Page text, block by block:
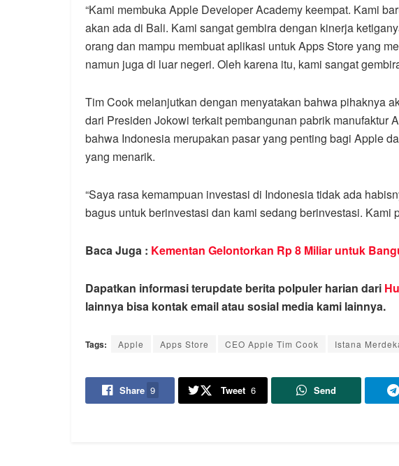
“Kami membuka Apple Developer Academy keempat. Kami
akan ada di Bali. Kami sangat gembira dengan kinerja
orang dan mampu membuat aplikasi untuk Apps Store yang
namun juga di luar negeri. Oleh karena itu, kami sangat
Tim Cook melanjutkan dengan menyatakan bahwa pihaknya
dari Presiden Jokowi terkait pembangunan pabrik manufaktur
bahwa Indonesia merupakan pasar yang penting bagi Apple
yang menarik.
“Saya rasa kemampuan investasi di Indonesia tidak ada
bagus untuk berinvestasi dan kami sedang berinvestasi. Kami
Baca Juga : Kementan Gelontorkan Rp 8 Miliar untuk
Dapatkan informasi terupdate berita polpuler harian dari
lainnya bisa kontak email atau sosial media kami lainnya.
Tags: Apple Apps Store CEO Apple Tim Cook Istana
Share 9 Tweet 6 Send